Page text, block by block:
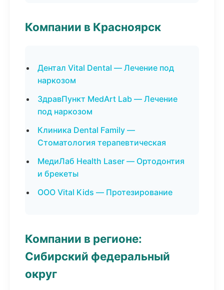
Компании в Красноярск
Дентал Vital Dental — Лечение под
наркозом
ЗдравПункт MedArt Lab — Лечение
под наркозом
Клиника Dental Family —
Стоматология терапевтическая
МедиЛаб Health Laser — Ортодонтия
и брекеты
ООО Vital Kids — Протезирование
Компании в регионе:
Сибирский федеральный
округ